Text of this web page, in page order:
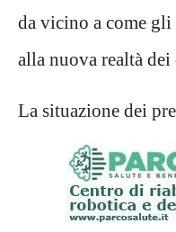
da vicino a come
alla nuova realtà dei
La situazione dei